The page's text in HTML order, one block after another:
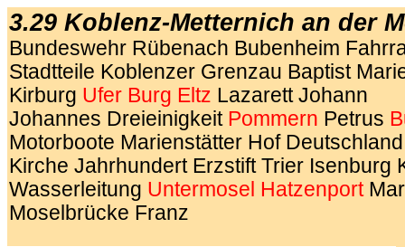
3.29 Koblenz-Metternich an der
Bundeswehr Rübenach Bubenheim
Stadtteile Koblenzer Grenzau Baptist
Kirburg Ufer Burg Eltz Lazarett Johann
Johannes Dreieinigkeit Pommern Petrus
Motorboote Marienstätter Hof
Kirche Jahrhundert Erzstift Trier Isenburg
Wasserleitung Untermosel Hatzenport
Moselbrücke Franz